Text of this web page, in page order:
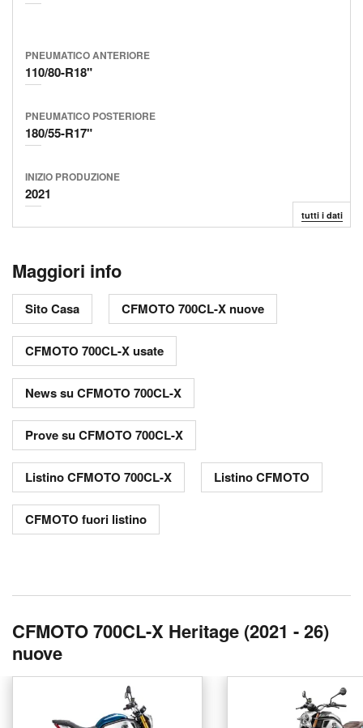
PNEUMATICO ANTERIORE
110/80-R18"
PNEUMATICO POSTERIORE
180/55-R17"
INIZIO PRODUZIONE
2021
tutti i dati
Maggiori info
Sito Casa CFMOTO 700CL-X nuove
CFMOTO 700CL-X usate
News su CFMOTO 700CL-X
Prove su CFMOTO 700CL-X
Listino CFMOTO 700CL-X Listino CFMOTO
CFMOTO fuori listino
CFMOTO 700CL-X Heritage (2021 - 26)
nuove